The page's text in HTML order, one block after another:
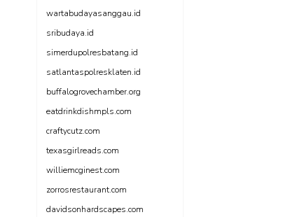
wartabudayasanggau.id
sribudaya.id
simerdupolresbatang.id
satlantaspolresklaten.id
buffalogrovechamber.org
eatdrinkdishmpls.com
craftycutz.com
texasgirlreads.com
williemcginest.com
zorrosrestaurant.com
davidsonhardscapes.com